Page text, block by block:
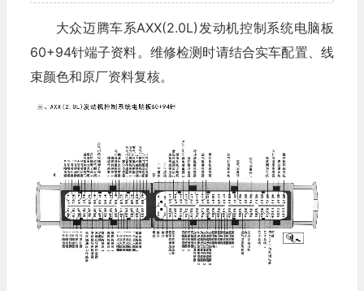
大众迈腾车系AXX(2.0L)发动机控制系统电脑板
60+94针端子资料。维修检测时请结合实车配置、线
束颜色和原厂资料复核。